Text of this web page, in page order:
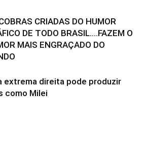
CRIADAS DO HUMOR
DE TODO BRASIL….FAZEM O
MAIS ENGRAÇADO DO
extrema direita pode produzir
como Milei